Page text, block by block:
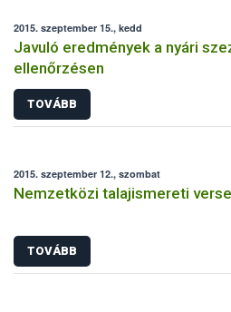
2015. szeptember 15., kedd
Javuló eredmények a nyári
ellenőrzésen
TOVÁBB
2015. szeptember 12., szombat
Nemzetközi talajismereti
TOVÁBB